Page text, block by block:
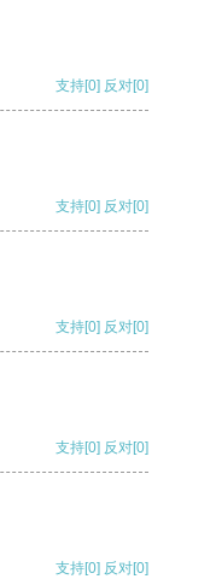
支持[0] 反对[0]
支持[0] 反对[0]
支持[0] 反对[0]
支持[0] 反对[0]
支持[0] 反对[0]